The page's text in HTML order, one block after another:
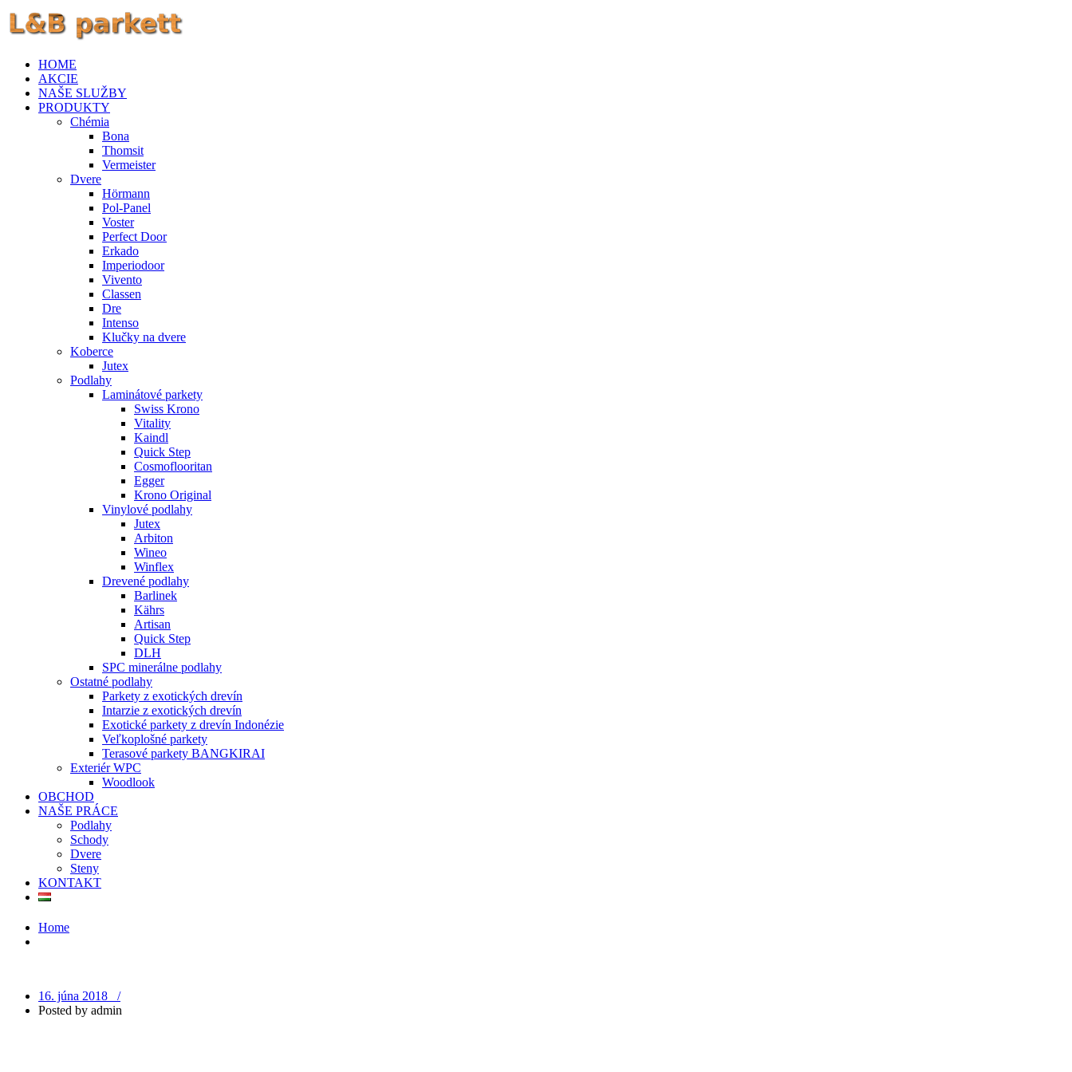
HOME
AKCIE
NAŠE SLUŽBY
PRODUKTY
Chémia
Bona
Thomsit
Vermeister
Dvere
Hörmann
Pol-Panel
Voster
Perfect Door
Erkado
Imperiodoor
Vivento
Classen
Dre
Intenso
Klučky na dvere
Koberce
Jutex
Podlahy
Laminátové parkety
Swiss Krono
Vitality
Kaindl
Quick Step
Cosmoflooritan
Egger
Krono Original
Vinylové podlahy
Jutex
Arbiton
Wineo
Winflex
Drevené podlahy
Barlinek
Kährs
Artisan
Quick Step
DLH
SPC minerálne podlahy
Ostatné podlahy
Parkety z exotických drevín
Intarzie z exotických drevín
Exotické parkety z drevín Indonézie
Veľkoplošné parkety
Terasové parkety BANGKIRAI
Exteriér WPC
Woodlook
OBCHOD
NAŠE PRÁCE
Podlahy
Schody
Dvere
Steny
KONTAKT
Home
16. júna 2018 /
Posted by admin